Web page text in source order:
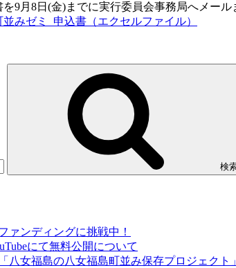
9月8日(金)までに実行委員会事務局へメー
並みゼミ_申込書（エクセルファイル）
検
ァンディングに挑戦中！
にて無料公開について
八女福島の八女福島町並み保存プロジェクト」